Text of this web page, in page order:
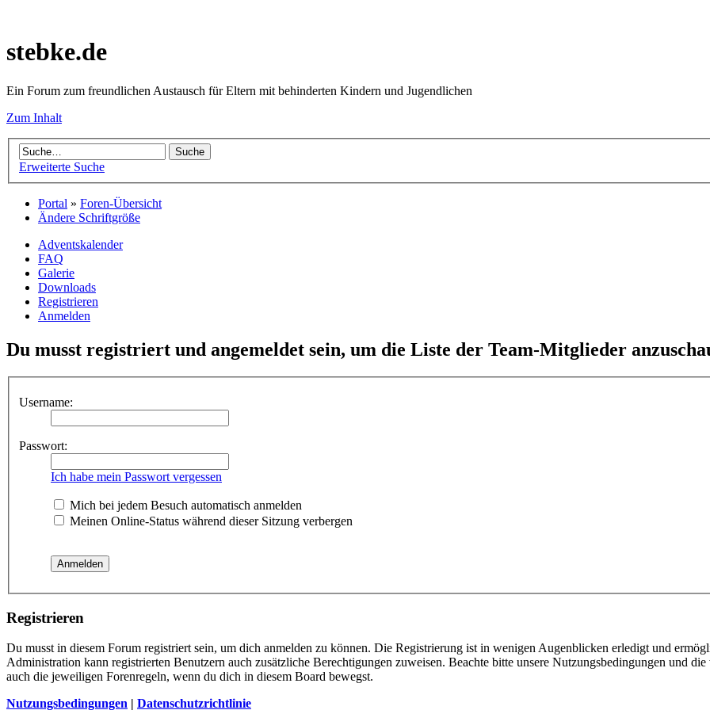
stebke.de
Ein Forum zum freundlichen Austausch für Eltern mit behinderten Kindern und Jugendlichen
Zum Inhalt
Erweiterte Suche
Portal » Foren-Übersicht
Ändere Schriftgröße
Adventskalender
FAQ
Galerie
Downloads
Registrieren
Anmelden
Du musst registriert und angemeldet sein, um die Liste der Team-Mitglieder
Username:
Passwort:
Ich habe mein Passwort vergessen
Mich bei jedem Besuch automatisch anmelden
Meinen Online-Status während dieser Sitzung verbergen
Registrieren
Du musst in diesem Forum registriert sein, um dich anmelden zu können. Die Registrierung ist in wenigen Augenblicken erledigt und
Administration kann registrierten Benutzern auch zusätzliche Berechtigungen zuweisen. Beachte bitte unsere Nutzungsbedingungen und
auch die jeweiligen Forenregeln, wenn du dich in diesem Board bewegst.
Nutzungsbedingungen | Datenschutzrichtlinie